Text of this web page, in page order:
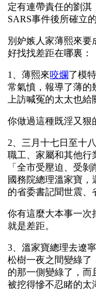
定有連帶責任的劉淇
SARS事件後所確立
別妒嫉人家薄熙來
好找找差距在哪裏：
1、薄熙來咬爛了模
常氣憤，報導了薄的
上訪喊冤的太太也給
你做過這種既淫又狠
2、三月十七日至十
職工、家屬和其他行
「全市受壓迫、受
國務院總理溫家寶，
的省委書記聞世震、
你有這麼大本事一次
就是差距。
3、溫家寶總理去遼
松樹一夜之間變綠了
的那一側變綠了，而
被挖得慘不忍睹的太